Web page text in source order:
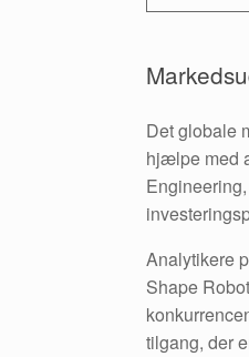
Det globale
hjælpe med
Analytikere
Shape
tilgang, der